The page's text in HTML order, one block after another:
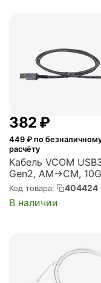
‍382‍ ₽
449 ₽ по
расчёту
Кабель VCOM
Gen2, AM->CM,
All Shell 1м
Код товара: 404424
В наличии